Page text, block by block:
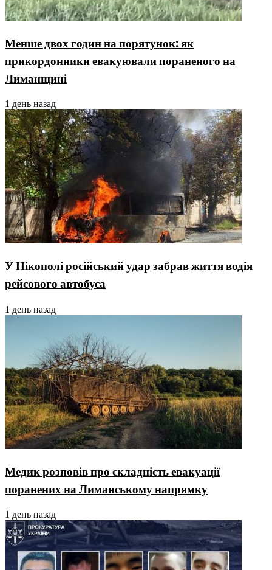
Менше двох годин на порятунок: як
прикордонники евакуювали пораненого на
Лиманщині
1 день назад
У Нікополі російський удар забрав життя водія
рейсового автобуса
1 день назад
Медик розповів про складність евакуації
поранених на Лиманському напрямку
1 день назад